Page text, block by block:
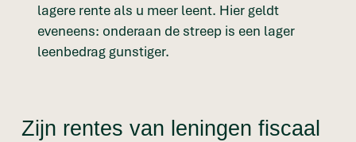
lagere rente als u meer leent. Hier geldt
eveneens: onderaan de streep is een lager
leenbedrag gunstiger.
Zijn rentes van leningen fiscaal